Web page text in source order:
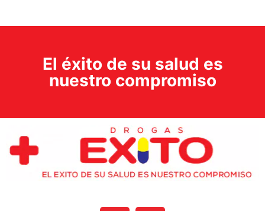
El éxito de su salud es
nuestro compromiso